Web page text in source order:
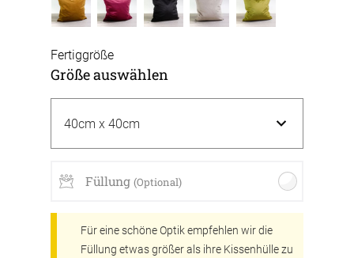
Fertiggröße
Größe auswählen
Füllung (Optional)
Für eine schöne Optik empfehlen wir die
Füllung etwas größer als ihre Kissenhülle zu